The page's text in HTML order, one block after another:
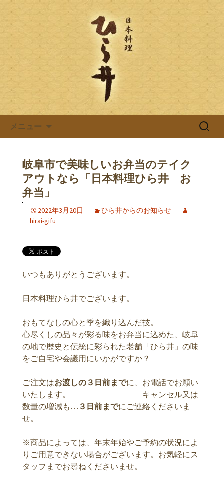
日本料理ひら井のブログ
岐阜県岐阜市の日本料理店「ひら井(ひ
らい)」は創業明治6年。受ける継がれ
る伝統と技を大切に、お客様へのおも
てなしをしております。ひら井に併設
する、蕎麦屋の「吉照庵(きっしょうあ
ん)」は、つなぎを一切使わない十割蕎
麦を提供。
メニュー
検
岐阜市で美味しいお弁当のテイク
アウトなら「日本料理ひら井 お
弁当」
2022年3月20日
ひら井からのお知らせ
hirai-gifu
いつもありがとうございます。
日本料理ひら井でございます。
おもてなしの心と季を織り込んだ技。
心尽くしの品々が彩る味をお弁当に込めた、岐阜
の地で歴史と伝統に彩られた老舗「ひら井」の味
をご自宅や会議用にいかがですか？
ご注文はお渡しの３日前までに、お電話でお願い
いたします。 キャンセル又は
数量の増減も… ３日前までにご連絡くださいま
せ。
※商品によっては、年末年始やご予約の状況によ
りご用意できない場合がございます。お気軽にス
タッフまでお尋ねくださいませ。